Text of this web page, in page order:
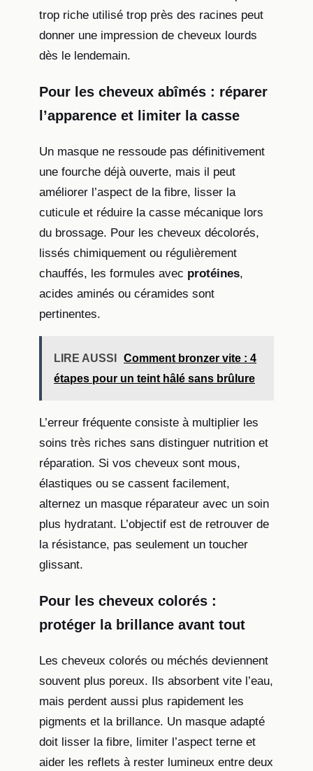
trop riche utilisé trop près des racines peut
donner une impression de cheveux lourds
dès le lendemain.
Pour les cheveux abîmés : réparer
l’apparence et limiter la casse
Un masque ne ressoude pas définitivement
une fourche déjà ouverte, mais il peut
améliorer l’aspect de la fibre, lisser la
cuticule et réduire la casse mécanique lors
du brossage. Pour les cheveux décolorés,
lissés chimiquement ou régulièrement
chauffés, les formules avec protéines,
acides aminés ou céramides sont
pertinentes.
LIRE AUSSI
Comment bronzer vite : 4
étapes pour un teint hâlé sans brûlure
L’erreur fréquente consiste à multiplier les
soins très riches sans distinguer nutrition et
réparation. Si vos cheveux sont mous,
élastiques ou se cassent facilement,
alternez un masque réparateur avec un soin
plus hydratant. L’objectif est de retrouver de
la résistance, pas seulement un toucher
glissant.
Pour les cheveux colorés :
protéger la brillance avant tout
Les cheveux colorés ou méchés deviennent
souvent plus poreux. Ils absorbent vite l’eau,
mais perdent aussi plus rapidement les
pigments et la brillance. Un masque adapté
doit lisser la fibre, limiter l’aspect terne et
aider les reflets à rester lumineux entre deux